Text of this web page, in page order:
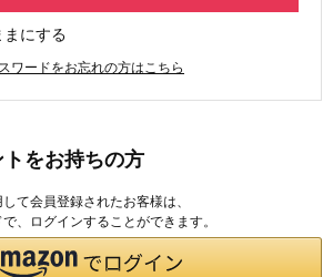
まにする
ワードをお忘れの方はこちら
をお持ちの方
て会員登録されたお客様は、
、ログインすることができます。